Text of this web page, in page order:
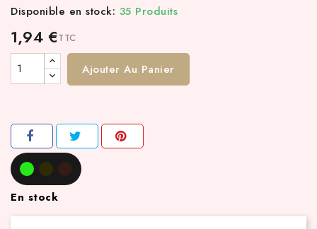
Disponible en stock: 35 Produits
1,94 €TTC
Ajouter Au Panier
En stock